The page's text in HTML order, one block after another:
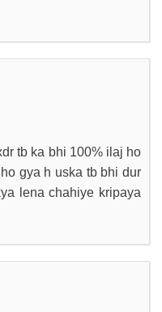
tb ka bhi 100% ilaj ho
gya h uska tb bhi dur
lena chahiye kripaya